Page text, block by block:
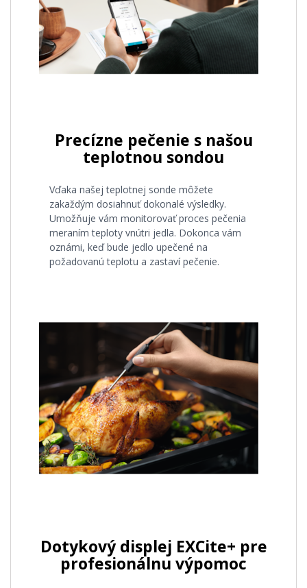
Precízne pečenie s našou
teplotnou sondou
Vďaka našej teplotnej sonde môžete
zakaždým dosiahnuť dokonalé výsledky.
Umožňuje vám monitorovať proces pečenia
meraním teploty vnútri jedla. Dokonca vám
oznámi, keď bude jedlo upečené na
požadovanú teplotu a zastaví pečenie.
Dotykový displej EXCite+ pre
profesionálnu výpomoc